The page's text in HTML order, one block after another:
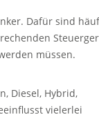
Dafür sind
müssen.
Diesel, Hybrid,
vielerlei